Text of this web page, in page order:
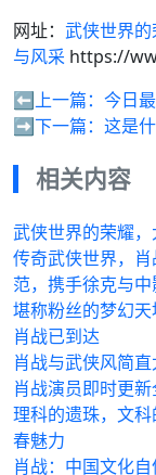
网址： 武侠世界
与风采 https://
⬅️上一篇： 今日
➡️下一篇： 这是
相关内容
武侠世界的荣耀
传奇武侠世界，
范，携手徐克与
堪称粉丝的梦幻
肖战已到达
肖战与武侠风简直
肖战演员即时更
理科的遗珠，文
春魅力
肖战：中国文化